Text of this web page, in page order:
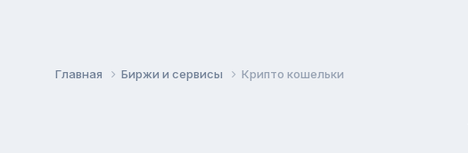
Главная Биржи и сервисы Крипто кошельки